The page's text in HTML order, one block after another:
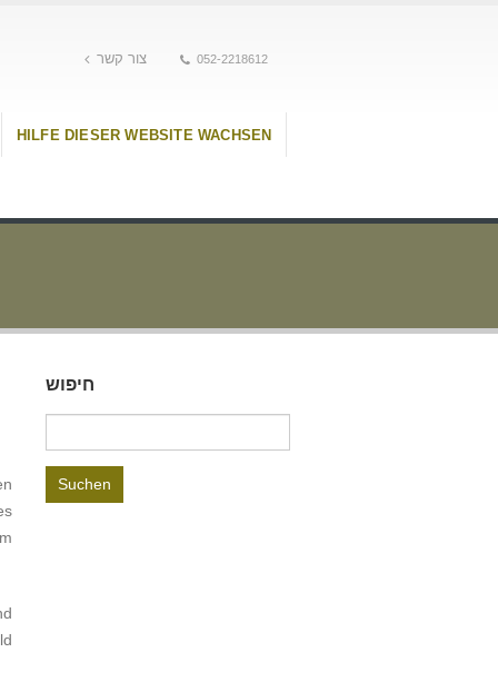
צור קשר 052-2218612
HILFE DIESER WEBSITE WACHSEN
חיפוש
nach: